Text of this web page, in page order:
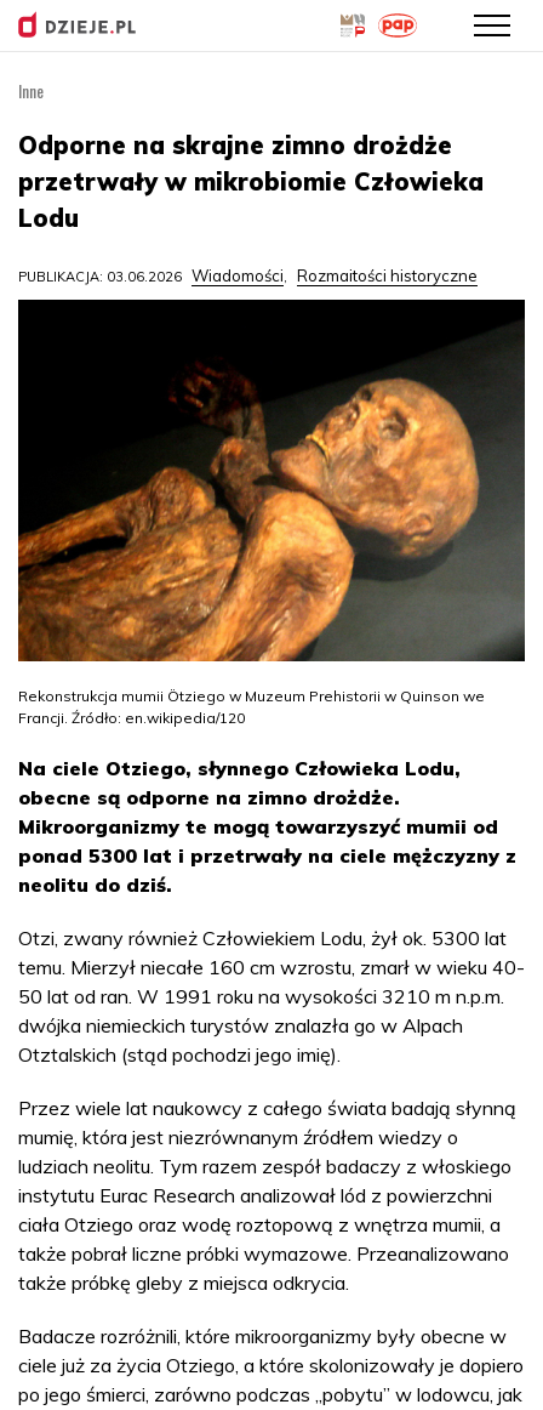
treści
Inne
Odporne na skrajne zimno drożdże
przetrwały w mikrobiomie Człowieka
Lodu
PUBLIKACJA: 03.06.2026 Wiadomości, Rozmaitości historyczne
Rekonstrukcja mumii Ötziego w Muzeum Prehistorii w Quinson we
Francji. Źródło: en.wikipedia/120
Na ciele Otziego, słynnego Człowieka Lodu,
obecne są odporne na zimno drożdże.
Mikroorganizmy te mogą towarzyszyć mumii od
ponad 5300 lat i przetrwały na ciele mężczyzny z
neolitu do dziś.
Otzi, zwany również Człowiekiem Lodu, żył ok. 5300 lat
temu. Mierzył niecałe 160 cm wzrostu, zmarł w wieku 40-
50 lat od ran. W 1991 roku na wysokości 3210 m n.p.m.
dwójka niemieckich turystów znalazła go w Alpach
Otztalskich (stąd pochodzi jego imię).
Przez wiele lat naukowcy z całego świata badają słynną
mumię, która jest niezrównanym źródłem wiedzy o
ludziach neolitu. Tym razem zespół badaczy z włoskiego
instytutu Eurac Research analizował lód z powierzchni
ciała Otziego oraz wodę roztopową z wnętrza mumii, a
także pobrał liczne próbki wymazowe. Przeanalizowano
także próbkę gleby z miejsca odkrycia.
Badacze rozróżnili, które mikroorganizmy były obecne w
ciele już za życia Otziego, a które skolonizowały je dopiero
po jego śmierci, zarówno podczas „pobytu” w lodowcu, jak